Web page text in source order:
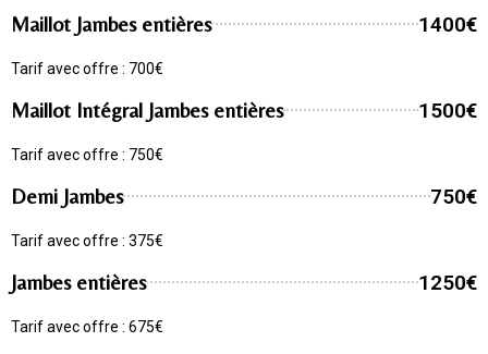
Maillot Jambes entières 1400€
Tarif avec offre : 700€
Maillot Intégral Jambes entières 1500€
Tarif avec offre : 750€
Demi Jambes 750€
Tarif avec offre : 375€
Jambes entières 1250€
Tarif avec offre : 675€